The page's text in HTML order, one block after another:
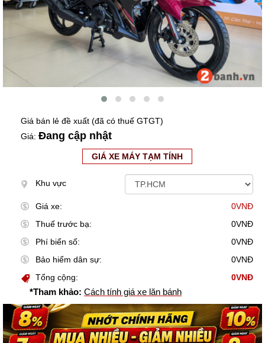
Giá bán lẻ đề xuất (đã có thuế GTGT)
Giá: Đang cập nhật
GIÁ XE MÁY TẠM TÍNH
Khu vực
Giá xe:
0VNĐ
Thuế trước bạ:
0VNĐ
Phí biển số:
0VNĐ
Bảo hiểm dân sự:
0VNĐ
Tổng cộng:
0VNĐ
*Tham khảo: Cách tính giá xe lăn bánh